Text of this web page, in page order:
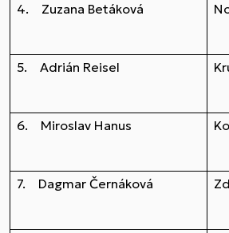
4. Zuzana Betáková
5. Adrián Reisel
6. Miroslav Hanus
7. Dagmar Černáková